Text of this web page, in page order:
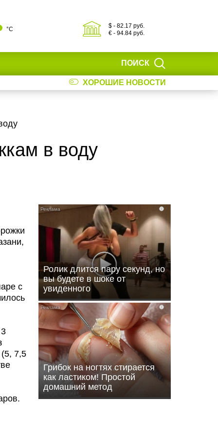
°С
$ - 82.17 руб.
€ - 94.84 руб.
ПОИСК
ХОРОШИЕ НОВОСТИ
в воду
с
7,5
i
Ролик длится пару секунд, но
вы будете в шоке от
увиденного
i
Грибок на ногтях стирается
как ластиком! Простой
домашний метод